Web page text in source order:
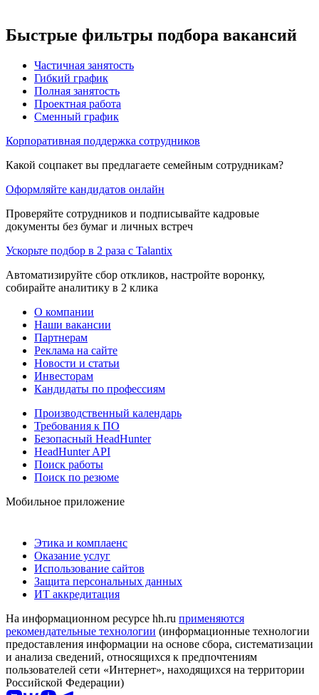
Быстрые фильтры подбора вакансий
Частичная занятость
Гибкий график
Полная занятость
Проектная работа
Сменный график
Корпоративная поддержка сотрудников
Какой соцпакет вы предлагаете семейным сотрудникам?
Оформляйте кандидатов онлайн
Проверяйте сотрудников и подписывайте кадровые
документы без бумаг и личных встреч
Ускорьте подбор в 2 раза с Talantix
Автоматизируйте сбор откликов, настройте воронку,
собирайте аналитику в 2 клика
О компании
Наши вакансии
Партнерам
Реклама на сайте
Новости и статьи
Инвесторам
Кандидаты по профессиям
Производственный календарь
Требования к ПО
Безопасный HeadHunter
HeadHunter API
Поиск работы
Поиск по резюме
Мобильное приложение
Этика и комплаенс
Оказание услуг
Использование сайтов
Защита персональных данных
ИТ аккредитация
На информационном ресурсе hh.ru применяются
рекомендательные технологии (информационные технологии
предоставления информации на основе сбора, систематизации
и анализа сведений, относящихся к предпочтениям
пользователей сети «Интернет», находящихся на территории
Российской Федерации)